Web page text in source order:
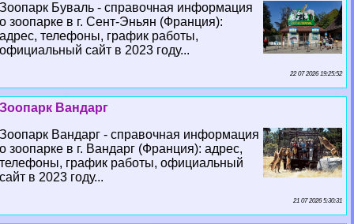
Зоопарк Буваль - справочная информация
о зоопарке в г. Сент-Эньян (Франция):
адрес, телефоны, график работы,
официальный сайт в 2023 году...
22 07 2026 19:25:52
Зоопарк Вандарг
Зоопарк Вандарг - справочная информация
о зоопарке в г. Вандарг (Франция): адрес,
телефоны, график работы, официальный
сайт в 2023 году...
21 07 2026 5:30:31